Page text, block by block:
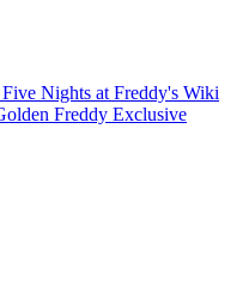
Nights at Freddy's Wiki
Freddy Exclusive